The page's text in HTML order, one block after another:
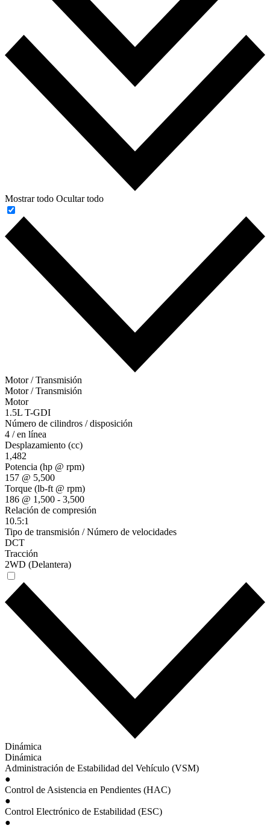
Mostrar todo Ocultar todo
Motor / Transmisión
Motor / Transmisión
Motor
1.5L T-GDI
Número de cilindros / disposición
4 / en línea
Desplazamiento (cc)
1,482
Potencia (hp @ rpm)
157 @ 5,500
Torque (lb-ft @ rpm)
186 @ 1,500 - 3,500
Relación de compresión
10.5:1
Tipo de transmisión / Número de velocidades
DCT
Tracción
2WD (Delantera)
Dinámica
Dinámica
Administración de Estabilidad del Vehículo (VSM)
●
Control de Asistencia en Pendientes (HAC)
●
Control Electrónico de Estabilidad (ESC)
●